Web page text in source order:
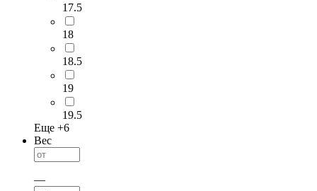
17.5
18
18.5
19
19.5
Еще +6
Вес
—